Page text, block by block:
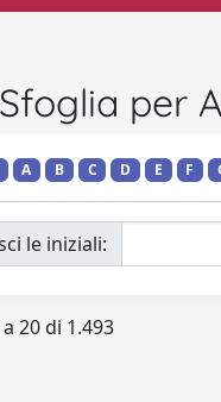
Sfoglia per
A B C D E F
le iniziali:
20 di 1.493